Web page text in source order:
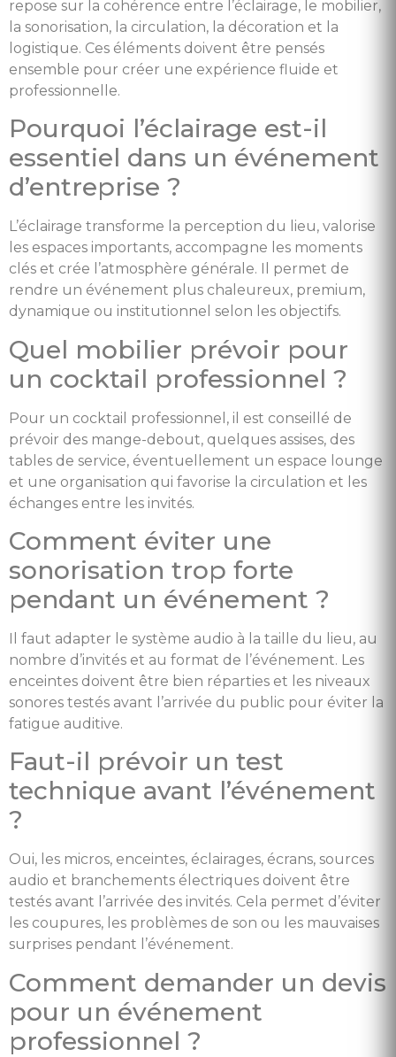
repose sur la cohérence entre l’éclairage, le mobilier,
la sonorisation, la circulation, la décoration et la
logistique. Ces éléments doivent être pensés
ensemble pour créer une expérience fluide et
professionnelle.
Pourquoi l’éclairage est-il
essentiel dans un événement
d’entreprise ?
L’éclairage transforme la perception du lieu, valorise
les espaces importants, accompagne les moments
clés et crée l’atmosphère générale. Il permet de
rendre un événement plus chaleureux, premium,
dynamique ou institutionnel selon les objectifs.
Quel mobilier prévoir pour
un cocktail professionnel ?
Pour un cocktail professionnel, il est conseillé de
prévoir des mange-debout, quelques assises, des
tables de service, éventuellement un espace lounge
et une organisation qui favorise la circulation et les
échanges entre les invités.
Comment éviter une
sonorisation trop forte
pendant un événement ?
Il faut adapter le système audio à la taille du lieu, au
nombre d’invités et au format de l’événement. Les
enceintes doivent être bien réparties et les niveaux
sonores testés avant l’arrivée du public pour éviter la
fatigue auditive.
Faut-il prévoir un test
technique avant l’événement
?
Oui, les micros, enceintes, éclairages, écrans, sources
audio et branchements électriques doivent être
testés avant l’arrivée des invités. Cela permet d’éviter
les coupures, les problèmes de son ou les mauvaises
surprises pendant l’événement.
Comment demander un devis
pour un événement
professionnel ?